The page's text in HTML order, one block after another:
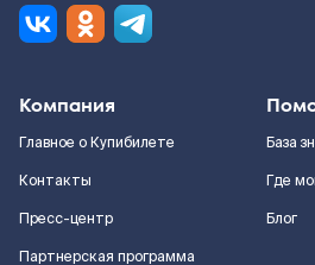
Компания
Главное о Купибилете
Контакты
Пресс-центр
Партнерская программа
База
Где
Блог